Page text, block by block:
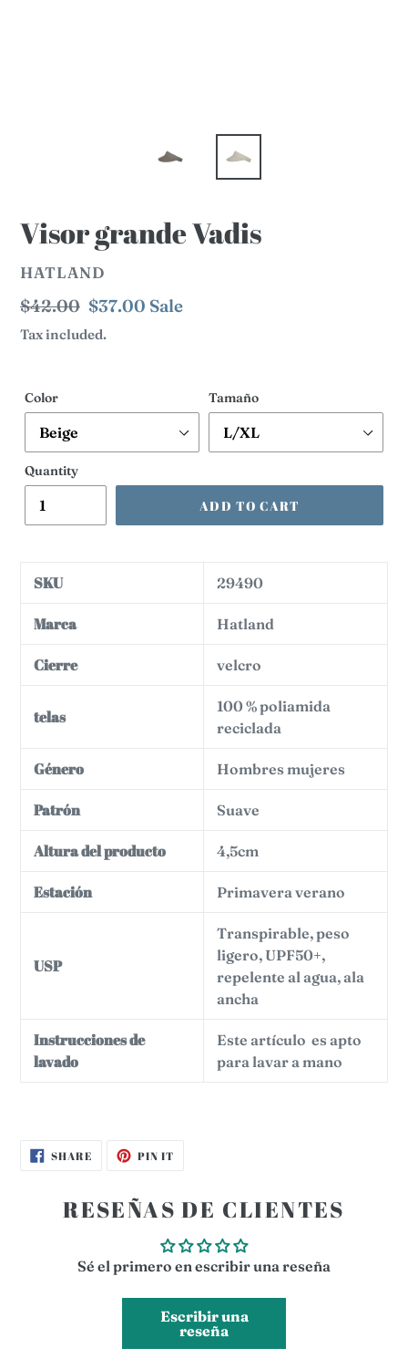
Visor grande Vadis
VENDOR
HATLAND
Regular
price
$42.00 Sale
price
$37.00 Sale
Tax included.
Color Tamaño
Quantity
ADD TO CART
SKU 29490
Marca Hatland
Cierre velcro
telas
100 % poliamida
reciclada
Género Hombres mujeres
Patrón Suave
Altura del producto 4,5cm
Estación Primavera verano
USP
Transpirable, peso
ligero, UPF50+,
repelente al agua, ala
ancha
Instrucciones de
lavado
Este artículo es apto
para lavar a mano
SHARESHARE
ON
PIN ITPIN
RESEÑAS DE CLIENTES
Sé el primero en escribir una reseña
Escribir una
reseña